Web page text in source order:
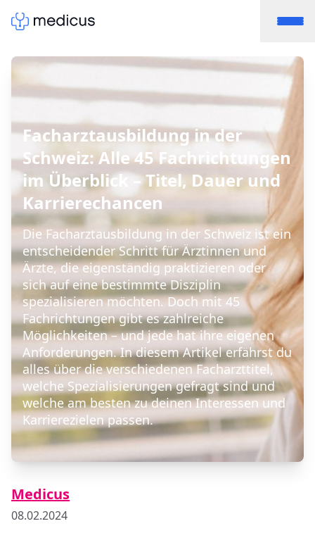
Facharztausbildung in der
Schweiz: Alle 45 Fachrichtungen
im Überblick – Titel, Dauer und
Karrierechancen
Die Facharztausbildung in der Schweiz ist ein
entscheidender Schritt für Ärztinnen und
Ärzte, die eigenständig praktizieren oder
sich auf eine bestimmte Disziplin
spezialisieren möchten. Doch mit 45
Fachrichtungen gibt es zahlreiche
Möglichkeiten – und jede hat ihre eigenen
Anforderungen. In diesem Artikel erfährst du
alles über die verschiedenen Facharzttitel,
welche Spezialisierungen gefragt sind und
welche am besten zu deinen Interessen und
Karrierezielen passen.
Medicus
08.02.2024